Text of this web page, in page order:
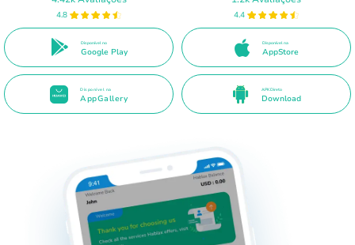
4.8
Disponível no
Google Play
4.4
Disponível na
AppStore
Disponível na
AppGallery
APK Direto
Download